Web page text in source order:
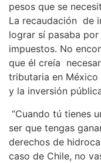
pesos que se
La recaudación de
lograr sí pasaba
impuestos. No
que él creía
tributaria en México
y la inversión
“Cuando tú tienes
ser que tengas
derechos de
caso de Chile, no